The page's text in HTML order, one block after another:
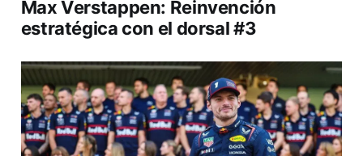
Max Verstappen: Reinvención
estratégica con el dorsal #3